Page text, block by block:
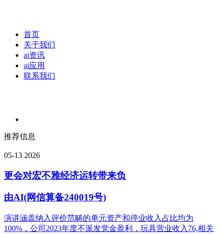
首页
关于我们
ai资讯
ai应用
联系我们
推荐信息
05-13 2026
更会对宏不雅经济运转带来负
由AI(网信算备240019号)
演讲涵盖纳入评价范畴的单元资产和停业收入占比均为
100%，公司2023年度不派发觉金盈利，玩具营业收入76,相关